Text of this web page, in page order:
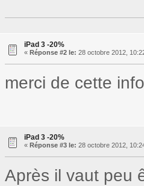
iPad 3 -20%
« Réponse #2 le: 28 octobre 2012,
merci de cette
iPad 3 -20%
« Réponse #3 le: 28 octobre 2012,
Après il vaut peu